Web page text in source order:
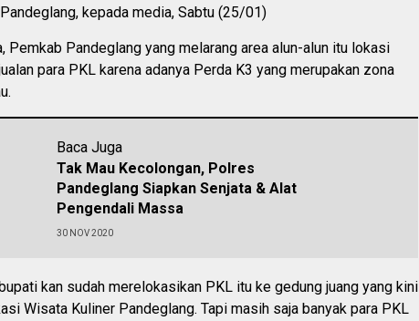
kepada media, Sabtu (25/01)
Pemkab Pandeglang yang melarang area alun-alun itu lokasi
para PKL karena adanya Perda K3 yang merupakan zona
Baca Juga
Tak Mau Kecolongan, Polres
Pandeglang Siapkan Senjata & Alat
Pengendali Massa
30 NOV 2020
kan sudah merelokasikan PKL itu ke gedung juang yang kini
Wisata Kuliner Pandeglang. Tapi masih saja banyak para PKL